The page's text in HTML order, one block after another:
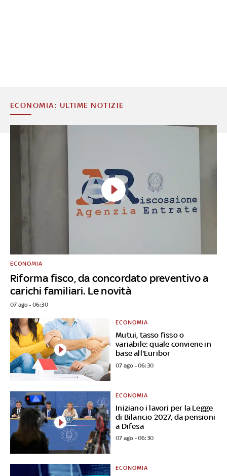
ECONOMIA: ULTIME NOTIZIE
Riforma fisco, da concordato preventivo a
carichi familiari. Le novità
ECONOMIA
07 ago - 06:30
Mutui, tasso fisso o
variabile: quale conviene in
base all'Euribor
ECONOMIA
07 ago - 06:30
Iniziano i lavori per la Legge
di Bilancio 2027, da pensioni
a Difesa
ECONOMIA
07 ago - 06:30
ECONOMIA